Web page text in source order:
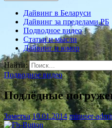
Дайвинг в Беларуси
Дайвинг за пределами РБ
Подводное видео
Статьи и мысли
Дайвинг и юмор
Найти:
Подводное видео
Подлёдные
Заметка 10.01.2014 minuser-